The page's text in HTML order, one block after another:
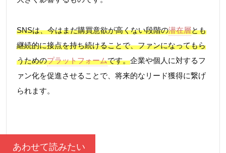
SNSは、今はまだ購買意欲が高くない段階の潜在層とも
継続的に接点を持ち続けることで、ファンになってもら
うためのプラットフォームです。企業や個人に対するフ
ァン化を促進させることで、将来的なリード獲得に繋げ
られます。
あわせて読みたい